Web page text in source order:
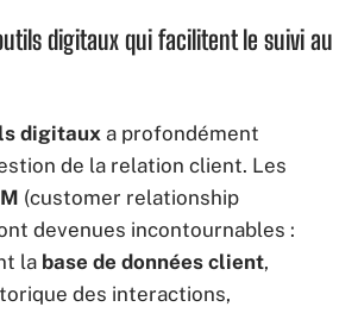
digitaux qui facilitent le suivi au
digitaux a profondément
de la relation client. Les
(customer relationship
devenues incontournables :
la base de données client,
des interactions,